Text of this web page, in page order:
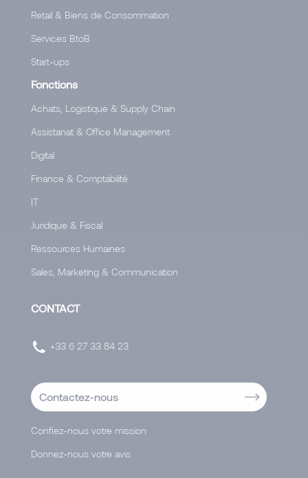
Retail & Biens de Consommation
Services BtoB
Start-ups
Fonctions
Achats, Logistique & Supply Chain
Assistanat & Office Management
Digital
Finance & Comptabilité
IT
Juridique & Fiscal
Ressources Humaines
Sales, Marketing & Communication
CONTACT
+33 6 27 33 84 23
Contactez-nous
Confiez-nous votre mission
Donnez-nous votre avis